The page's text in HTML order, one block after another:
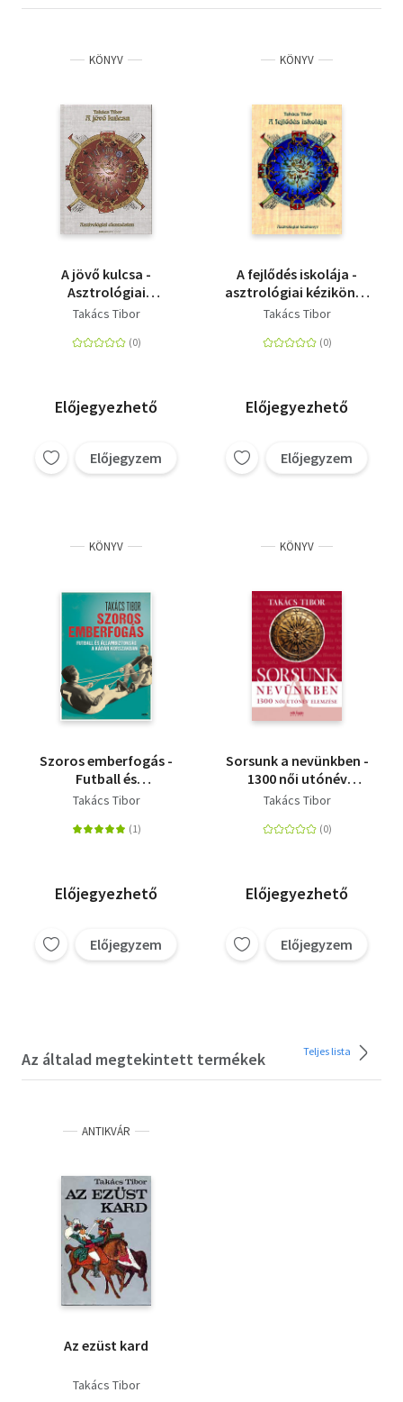
KÖNYV
A jövő kulcsa -
Asztrológiai
elemzéstan
Takács Tibor
Előjegyezhető
Előjegyzem
KÖNYV
A fejlődés iskolája -
asztrológiai kézikönyv
- Asztrológiai
Takács Tibor
Előjegyezhető
Előjegyzem
KÖNYV
Szoros emberfogás -
Futball és
állambiztonság a
Takács Tibor
Előjegyezhető
Előjegyzem
KÖNYV
Sorsunk a nevünkben -
1300 női utónév
elemzése, 1400 férfi
Takács Tibor
Előjegyezhető
Előjegyzem
Az általad megtekintett termékek Teljes lista
ANTIKVÁR
Az ezüst kard
Takács Tibor